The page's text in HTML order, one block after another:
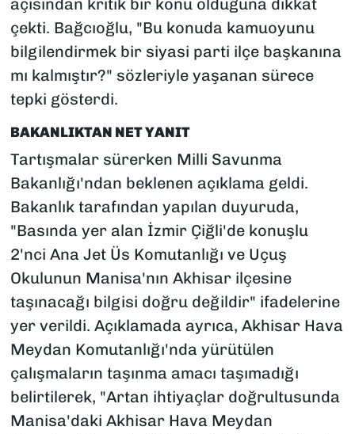
çekti. Bağcıoğlu, "Bu konuda kamuoyunu
bilgilendirmek bir siyasi parti ilçe başkanına
mı kalmıştır?" sözleriyle yaşanan sürece
tepki gösterdi.
BAKANLIKTAN NET YANIT
Tartışmalar sürerken Milli Savunma
Bakanlığı'ndan beklenen açıklama geldi.
Bakanlık tarafından yapılan duyuruda,
"Basında yer alan İzmir Çiğli'de konuşlu
2'nci Ana Jet Üs Komutanlığı ve Uçuş
Okulunun Manisa'nın Akhisar ilçesine
taşınacağı bilgisi doğru değildir" ifadelerine
yer verildi. Açıklamada ayrıca, Akhisar Hava
Meydan Komutanlığı'nda yürütülen
çalışmaların taşınma amacı taşımadığı
belirtilerek, "Artan ihtiyaçlar doğrultusunda
Manisa'daki Akhisar Hava Meydan